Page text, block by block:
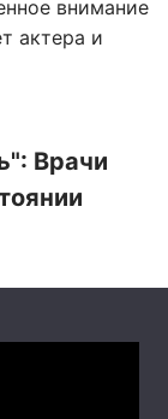
внимание
актера и
Врачи